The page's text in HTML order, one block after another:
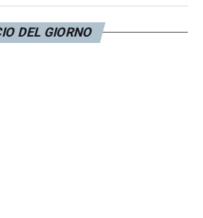
DEL GIORNO